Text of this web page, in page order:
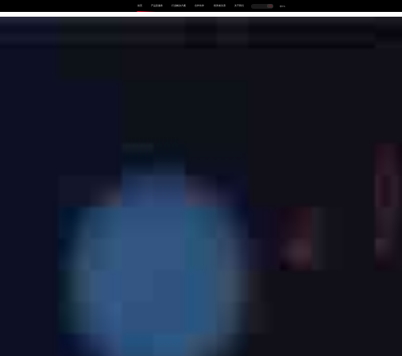
首页 产品及服务 行业解决方案 合作伙伴 投资者关系 关于我们 中EN